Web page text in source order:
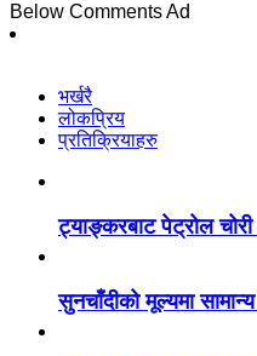
Below Comments Ad
भर्खरै
लोकप्रिय
प्रतिक्रियाहरु
ट्याङ्करबाट पेट्रोल
सुनचाँदीको मूल्यमा सामान्य